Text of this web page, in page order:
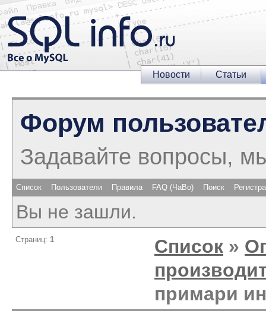
Новости Статьи
Форум
Задавайте вопросы,
Список Пользователи Правила FAQ (ЧаВо) Поиск
Вы не зашли.
Страниц: 1 Список »
примари